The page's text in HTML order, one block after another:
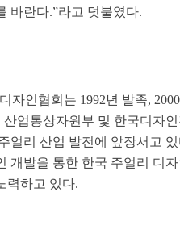
바란다.”라고 덧붙였다.
자인협회는 1992년 발족, 2000
업통상자원부 및 한국디자
얼리 산업 발전에 앞장서고
개발을 통한 한국 주얼리 디
력하고 있다.